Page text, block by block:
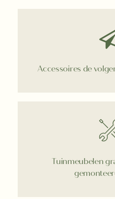
Accessoires de
Tuinmeubelen